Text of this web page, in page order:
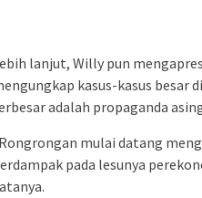
lanjut, Willy pun
kasus-kasus besar
adalah propaganda
mulai datang
pada lesunya